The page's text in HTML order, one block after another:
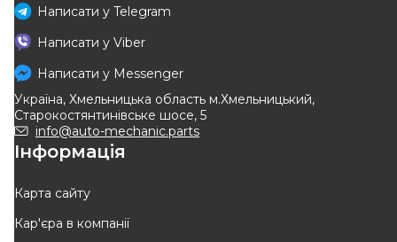
Написати у Telegram
Написати у Viber
Написати у Messenger
Україна, Хмельницька область м.Хмельницький,
Старокостянтинівське шосе, 5
info@auto-mechanic.parts
Інформація
Карта сайту
Кар'єра в компанії